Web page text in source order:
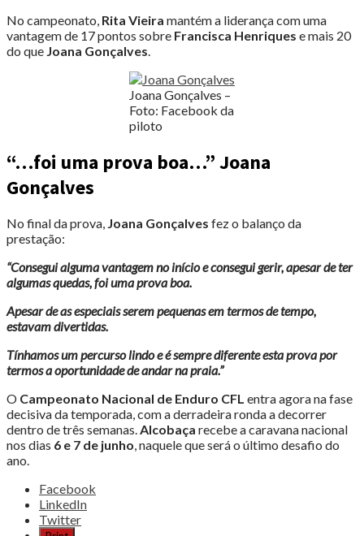
No campeonato, Rita Vieira mantém a liderança com uma
vantagem de 17 pontos sobre Francisca Henriques e mais 20
do que Joana Gonçalves
Joana Gonçalves –
Foto: Facebook da
piloto
“…foi uma prova boa…” Joana
Gonçalves
No final da prova, Joana Gonçalves fez o balanço da
prestação:
“Consegui alguma vantagem no início e consegui gerir, apesar de ter
algumas quedas, foi uma prova boa.
Apesar de as especiais serem pequenas em termos de tempo,
estavam divertidas.
Tínhamos um percurso lindo e é sempre diferente esta prova por
termos a oportunidade de andar na praia.”
O Campeonato Nacional de Enduro CFL entra agora na fase
decisiva da temporada, com a derradeira ronda a decorrer
dentro de três semanas.Alcobaça recebe a caravana nacional
nos dias 6 e 7 de junho, naquele que será o último desafio do
ano.
Share
post
Facebook
LinkedIn
Twitter